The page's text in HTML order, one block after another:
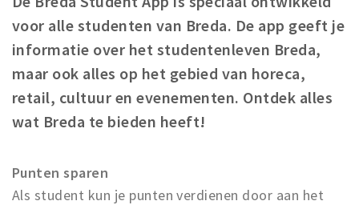
Studentenraad
Studentenroutes
New in town? Check FAQ!
WONEN
Inschrijven gemeente
Zorgverzekering
voor alle studenten van Breda. De app geeft je
informatie over het studentenleven Breda,
maar ook alles op het gebied van horeca,
retail, cultuur en evenementen. Ontdek alles
wat Breda te bieden heeft!
Punten sparen
Als student kun je punten verdienen door aan het